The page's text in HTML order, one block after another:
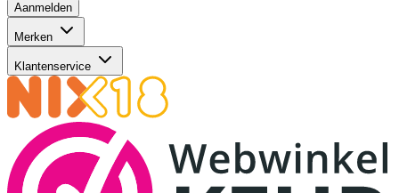
Aanmelden
Merken
Klantenservice